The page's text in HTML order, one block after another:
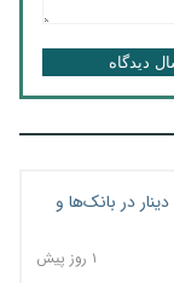
دیدگاه
در بانک‌ها و
۱ روز پیش